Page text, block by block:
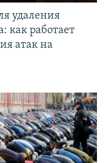
удаления
как работает
атак на